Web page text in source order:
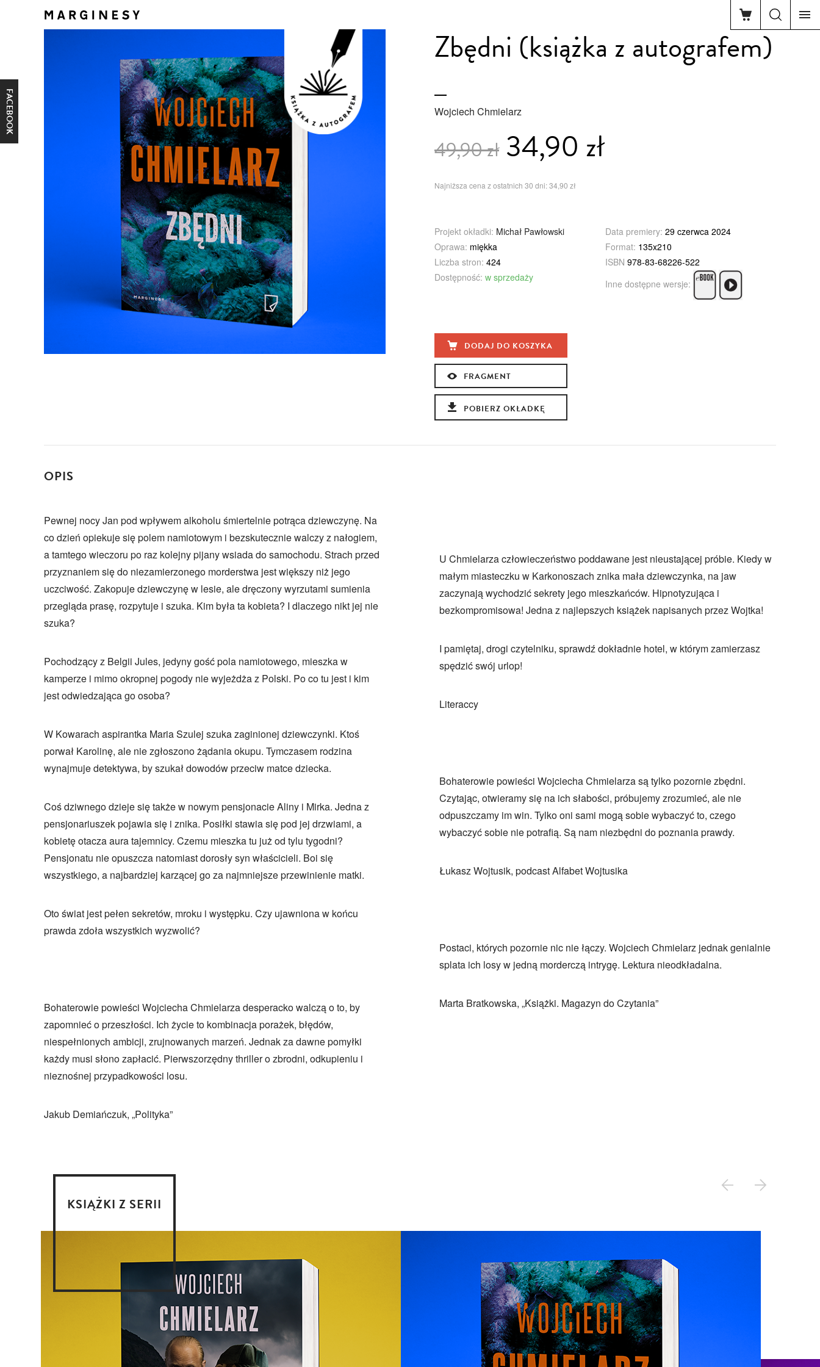
FACEBOOK
Zbędni (książka z autografem)
Wojciech Chmielarz
49,90 zł34,90 zł
Najniższa cena z ostatnich 30 dni: 34,90 zł
Projekt okładki: Michał Pawłowski Data premiery: 29 czerwca 2024
Oprawa: miękka Format: 135x210
Liczba stron: 424 ISBN 978-83-68226-522
Dostępność: w sprzedaży
Inne dostępne wersje:
DODAJ DO KOSZYKA
FRAGMENT
POBIERZ OKŁADKĘ
OPIS
Pewnej nocy Jan pod wpływem alkoholu śmiertelnie potrąca dziewczynę. Na
co dzień opiekuje się polem namiotowym i bezskutecznie walczy z nałogiem,
a tamtego wieczoru po raz kolejny pijany wsiada do samochodu. Strach przed
przyznaniem się do niezamierzonego morderstwa jest większy niż jego
uczciwość. Zakopuje dziewczynę w lesie, ale dręczony wyrzutami sumienia
przegląda prasę, rozpytuje i szuka. Kim była ta kobieta? I dlaczego nikt jej nie
szuka?
Pochodzący z Belgii Jules, jedyny gość pola namiotowego, mieszka w
kamperze i mimo okropnej pogody nie wyjeżdża z Polski. Po co tu jest i kim
jest odwiedzająca go osoba?
W Kowarach aspirantka Maria Szulej szuka zaginionej dziewczynki. Ktoś
porwał Karolinę, ale nie zgłoszono żądania okupu. Tymczasem rodzina
wynajmuje detektywa, by szukał dowodów przeciw matce dziecka.
Coś dziwnego dzieje się także w nowym pensjonacie Aliny i Mirka. Jedna z
pensjonariuszek pojawia się i znika. Posiłki stawia się pod jej drzwiami, a
kobietę otacza aura tajemnicy. Czemu mieszka tu już od tylu tygodni?
Pensjonatu nie opuszcza natomiast dorosły syn właścicieli. Boi się
wszystkiego, a najbardziej karzącej go za najmniejsze przewinienie matki.
Oto świat jest pełen sekretów, mroku i występku. Czy ujawniona w końcu
prawda zdoła wszystkich wyzwolić?
Bohaterowie powieści Wojciecha Chmielarza desperacko walczą o to, by
zapomnieć o przeszłości. Ich życie to kombinacja porażek, błędów,
niespełnionych ambicji, zrujnowanych marzeń. Jednak za dawne pomyłki
każdy musi słono zapłacić. Pierwszorzędny thriller o zbrodni, odkupieniu i
nieznośnej przypadkowości losu.
Jakub Demiańczuk, „Polityka”
U Chmielarza człowieczeństwo poddawane jest nieustającej próbie. Kiedy w
małym miasteczku w Karkonoszach znika mała dziewczynka, na jaw
zaczynają wychodzić sekrety jego mieszkańców. Hipnotyzująca i
bezkompromisowa! Jedna z najlepszych książek napisanych przez Wojtka!
I pamiętaj, drogi czytelniku, sprawdź dokładnie hotel, w którym zamierzasz
spędzić swój urlop!
Literaccy
Bohaterowie powieści Wojciecha Chmielarza są tylko pozornie zbędni.
Czytając, otwieramy się na ich słabości, próbujemy zrozumieć, ale nie
odpuszczamy im win. Tylko oni sami mogą sobie wybaczyć to, czego
wybaczyć sobie nie potrafią. Są nam niezbędni do poznania prawdy.
Łukasz Wojtusik, podcast Alfabet Wojtusika
Postaci, których pozornie nic nie łączy. Wojciech Chmielarz jednak genialnie
splata ich losy w jedną morderczą intrygę. Lektura nieodkładalna.
Marta Bratkowska, „Książki. Magazyn do Czytania”
KSIĄŻKI Z SERII